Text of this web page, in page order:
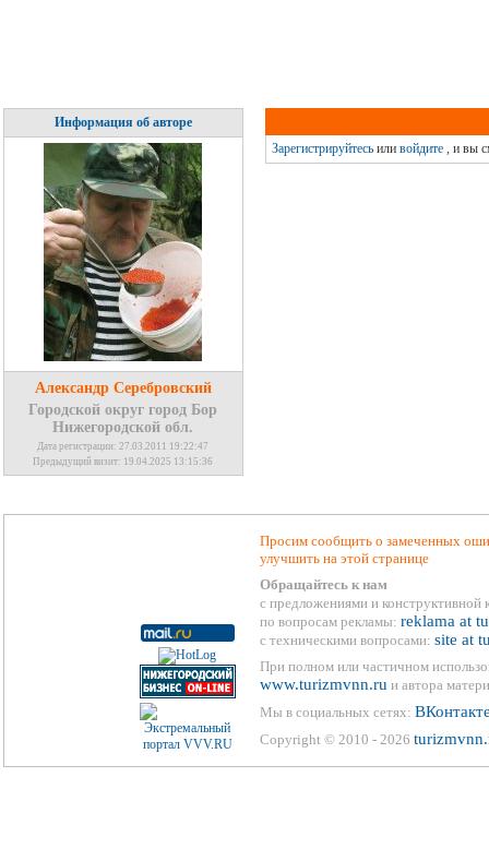
Информация об авторе
Александр Серебровский
Городской округ город Бор
Нижегородской обл.
Дата регистрации: 27.03.2011 19:22:47
Предыдущий визит: 19.04.2025 13:15:36
Зарегистрируйтесьили войдите, и вы
Просим сообщить о замеченных
улучшить на этой странице
Обращайтесь к нам
с предложениями и конструктивной
по вопросам рекламы: reklama at
с техническими вопросами: site at
При полном или частичном
www.turizmvnn.ru и автора
Мы в социальных сетях:
Copyright © 2010 - 2026